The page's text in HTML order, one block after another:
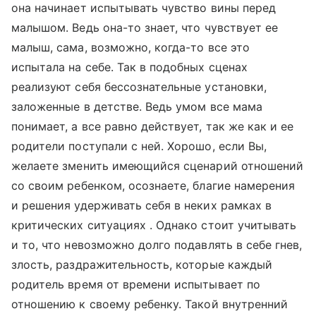
она начинает испытывать чувство вины перед
малышом. Ведь она-то знает, что чувствует ее
малыш, сама, возможно, когда-то все это
испытала на себе. Так в подобных сценах
реализуют себя бессознательные установки,
заложенные в детстве. Ведь умом все мама
понимает, а все равно действует, так же как и ее
родители поступали с ней. Хорошо, если Вы,
желаете зменить имеющийся сценарий отношений
со своим ребенком, осознаете, благие намерения
и решения удерживать себя в неких рамках в
критических ситуациях . Однако стоит учитывать
и то, что невозможно долго подавлять в себе гнев,
злость, раздражительность, которые каждый
родитель время от времени испытывает по
отношению к своему ребенку. Такой внутренний